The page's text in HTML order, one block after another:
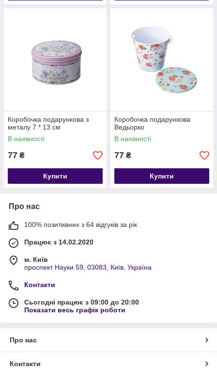
Коробочка подарункова з
металу 7 * 13 см
В наявності
77 ₴
Купити
Коробочка подарункова
Ведьорко
В наявності
77 ₴
Купити
Про нас
100% позитивних з 64 відгуків за рік
Працює з 14.02.2020
м. Київ
проспект Науки 59, 03083, Київ, Україна
Контакти
Сьогодні працює з 09:00 до 20:00
Показати весь графік роботи
Про нас
Контакти